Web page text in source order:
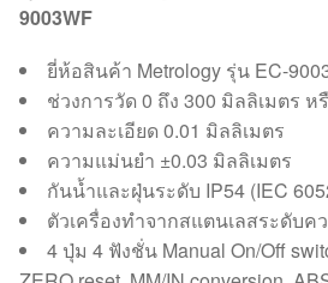
9003WF
ยี่ห้อสินค้า Metrology รุ่น EC-
ช่วงการวัด 0 ถึง 300 มิลลิเมตร ห
ความละเอียด 0.01 มิลลิเมตร
ความแม่นยำ ±0.03 มิลลิเมตร
กันน้ำและฝุ่นระดับ IP54 (IEC
ตัวเครื่องทำจากสแตนเลสระดับค
4 ปุ่ม 4 ฟังชั่น Manual On/Off